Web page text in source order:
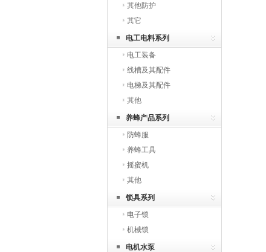
其他防护
其它
电工电料系列
电工装备
线槽及其配件
电梯及其配件
其他
养蜂产品系列
防蜂服
养蜂工具
摇蜜机
其他
锁具系列
电子锁
机械锁
电机水泵